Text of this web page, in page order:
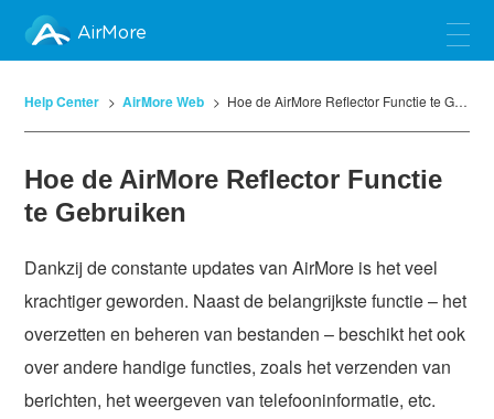
AirMore
Help Center AirMore Web Hoe de AirMore Reflector Functie te Gebruiken
Hoe de AirMore Reflector Functie
te Gebruiken
Dankzij de constante updates van AirMore is het veel
krachtiger geworden. Naast de belangrijkste functie – het
overzetten en beheren van bestanden – beschikt het ook
over andere handige functies, zoals het verzenden van
berichten, het weergeven van telefooninformatie, etc.